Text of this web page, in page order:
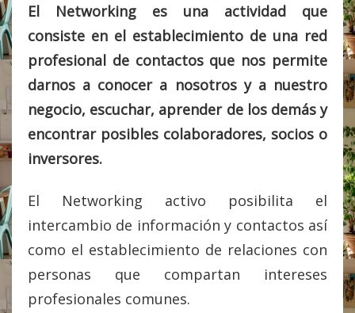
El Networking es una actividad que
consiste en el establecimiento de una red
profesional de contactos que nos permite
darnos a conocer a nosotros y a nuestro
negocio, escuchar, aprender de los demás y
encontrar posibles colaboradores, socios o
inversores.
El Networking activo posibilita el
intercambio de información y contactos así
como el establecimiento de relaciones con
personas que compartan intereses
profesionales comunes.